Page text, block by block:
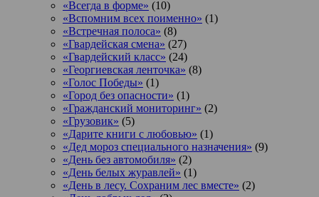
«Всегда в форме» (10)
«Вспомним всех поименно» (1)
«Встречная полоса» (8)
«Гвардейская смена» (27)
«Гвардейский класс» (24)
«Георгиевская ленточка» (8)
«Голос Победы» (1)
«Город без опасности» (1)
«Гражданский мониторинг» (2)
«Грузовик» (5)
«Дарите книги с любовью» (1)
«Дед мороз специального назначения» (9)
«День без автомобиля» (2)
«День белых журавлей» (1)
«День в лесу. Сохраним лес вместе» (2)